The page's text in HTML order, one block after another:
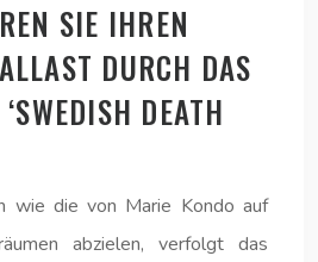
SIE IHREN
DURCH DAS
DEATH
wie die von Marie Kondo auf
abzielen, verfolgt das